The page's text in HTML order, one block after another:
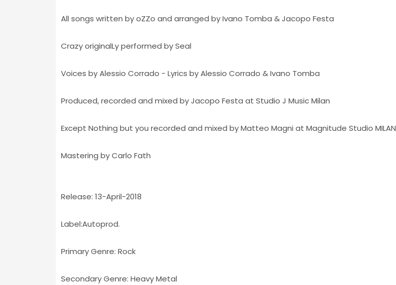
All songs written by oZZo and arranged by Ivano Tomba & Jacopo Festa
Crazy originalLy performed by Seal
Voices by Alessio Corrado - Lyrics by Alessio Corrado & Ivano Tomba
Produced, recorded and mixed by Jacopo Festa at Studio J Music Milan
Except Nothing but you recorded and mixed by Matteo Magni at Magnitude Studio MILAN
Mastering by Carlo Fath
Release: 13-April-2018
Label:Autoprod.
Primary Genre: Rock
Secondary Genre: Heavy Metal